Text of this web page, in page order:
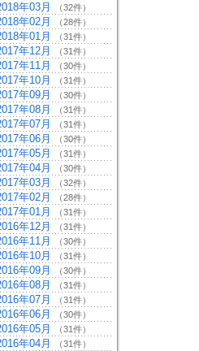
年03月 （32件）
年02月 （28件）
年01月 （31件）
年12月 （31件）
年11月 （30件）
年10月 （31件）
年09月 （30件）
年08月 （31件）
年07月 （31件）
年06月 （30件）
年05月 （31件）
年04月 （30件）
年03月 （32件）
年02月 （28件）
年01月 （31件）
年12月 （31件）
年11月 （30件）
年10月 （31件）
年09月 （30件）
年08月 （31件）
年07月 （31件）
年06月 （30件）
年05月 （31件）
年04月 （31件）